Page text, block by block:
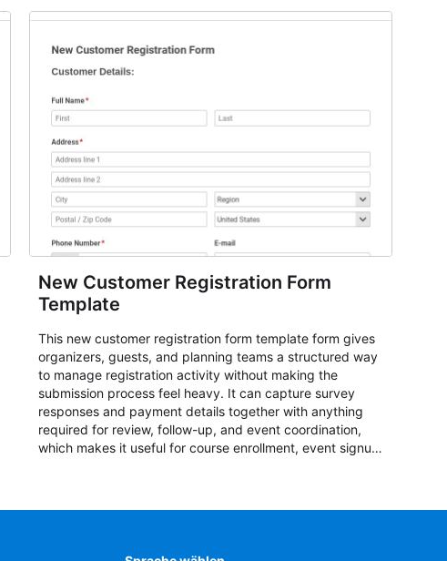
New Customer Registration Form
Template
This new customer registration form template form gives
organizers, guests, and planning teams a structured way
to manage registration activity without making the
submission process feel heavy. It can capture survey
responses and payment details together with anything
required for review, follow-up, and event coordination,
which makes it useful for course enrollment, event signup,
preferences, supporting details, and other information